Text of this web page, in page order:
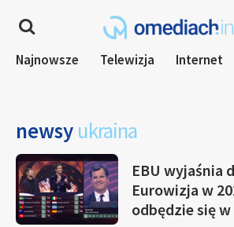
Najnowsze Telewizja Internet
newsy ukraina
EBU wyjaśnia
Eurowizja w
odbędzie się